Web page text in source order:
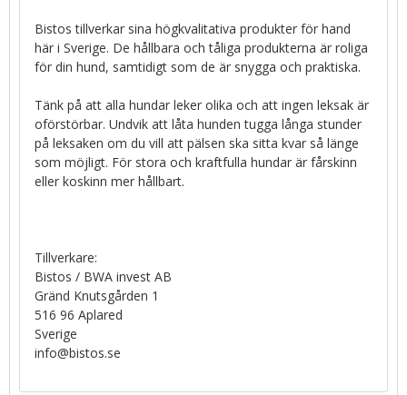
Bistos tillverkar sina högkvalitativa produkter för hand
här i Sverige. De hållbara och tåliga produkterna är roliga
för din hund, samtidigt som de är snygga och praktiska.
Tänk på att alla hundar leker olika och att ingen leksak är
oförstörbar. Undvik att låta hunden tugga långa stunder
på leksaken om du vill att pälsen ska sitta kvar så länge
som möjligt. För stora och kraftfulla hundar är fårskinn
eller koskinn mer hållbart.
Tillverkare:
Bistos / BWA invest AB
Gränd Knutsgården 1
516 96 Aplared
Sverige
info@bistos.se